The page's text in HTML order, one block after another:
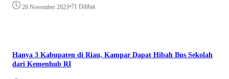
28 November 2023•71 Dilihat
Hanya 3 Kabupaten di Riau, Kampar Dapat Hibah Bus Sekolah
dari Kemenhub RI